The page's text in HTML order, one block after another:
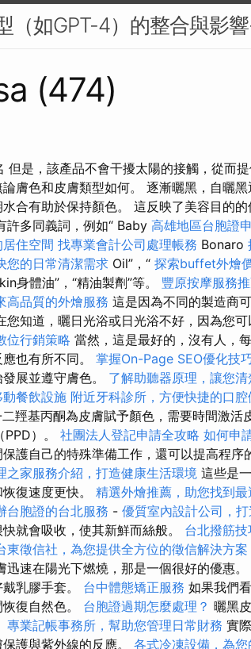
（如GPT-4）的整合與影
(474)
是，該產品不會干擾太陽的接觸，從而
論膚色和皮膚類型如何。 逐漸曬黑，自曬
合有助於保持顏色。 這反映了美容目的
許多同義詞，例如“ Baby 高雄地區台胞證
住空間 找專業會計公司處理帳務 Bonaro
您的日常清潔需求 Oil”，“ 探索buffet外燴
身體油”，“精油製劑”等。 豐原按摩服務
高品質的外燴服務 這是因為不同的製造商
您知道，曬日光浴或日光浴不好，因為您
位行銷策略 當然，這是最好的，沒有人，
也有所不同。 掌握On-Page SEO優化技
展並遵守膚色。 了解助聽器原理，讓您
餐飲設施 附近牙科診所，方便快捷的口
羥基丙酮為皮膚賦予顏色，需要時間激活
）。 社團法人登記申請全攻略 如何申
護自己的特殊準備工作，還可以提高程序
之家服務介紹，打造健康生活環境 這些是
復速度更快。 精選外燴推薦，助您找到
台胞證的台北服務 - 優質室內設計公司，
就會吸收，使其新鮮而絲般。 台北撥筋技
東徵信社，為您提供全方位的徵信解決方案
迅速在陽光下燃燒，那是一個很好的優惠。
乳膠手套。 台中體態矯正服務 如果我們
復自然色。 台胞證過期怎麼處理？ 曬黑
專業記帳事務所，幫助您管理日常財務 實
護與紫外線的反應。 各式冷凍設備，為